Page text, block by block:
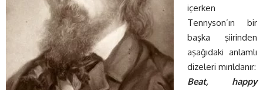
içerken
Tennyson’ın bir
başka şiirinden
aşağıdaki anlamlı
dizeleri mırıldanır:
Beat, happy